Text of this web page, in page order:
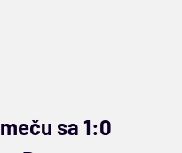
sa 1:0